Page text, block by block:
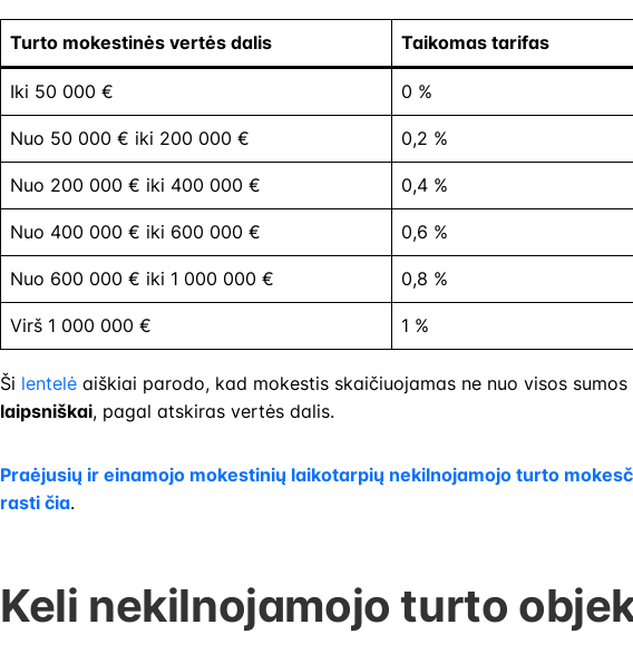
Turto mokestinės vertės dalis Taikomas tarifas
Iki 50 000 € 0 %
Nuo 50 000 € iki 200 000 € 0,2 %
Nuo 200 000 € iki 400 000 € 0,4 %
Nuo 400 000 € iki 600 000 € 0,6 %
Nuo 600 000 € iki 1 000 000 € 0,8 %
Virš 1 000 000 € 1 %
Ši lentelė aiškiai parodo, kad mokestis skaičiuojamas ne nuo visos
laipsniškai, pagal atskiras vertės dalis.
Praėjusių ir einamojo mokestinių laikotarpių nekilnojamojo turto
rasti čia.
Keli nekilnojamojo turto